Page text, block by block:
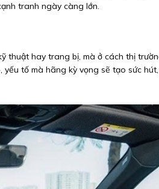
tranh ngày càng lớn.
thuật hay trang bị, mà ở cách thị
tố mà hãng kỳ vọng sẽ tạo sức